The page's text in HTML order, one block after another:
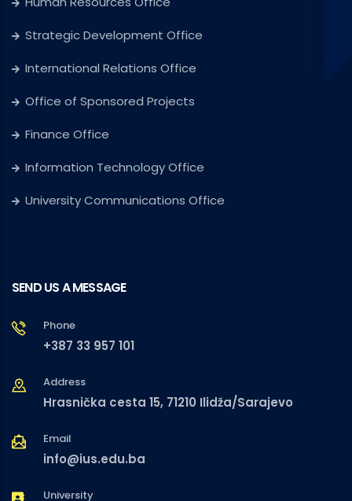
Strategic Development Office
International Relations Office
Office of Sponsored Projects
Finance Office
Information Technology Office
University Communications Office
SEND US A MESSAGE
Phone
+387 33 957 101
Address
Hrasnička cesta 15, 71210 Ilidža/Sarajevo
Email
info@ius.edu.ba
University